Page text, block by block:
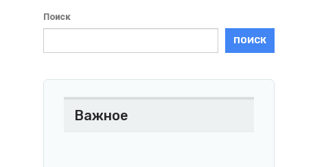
Поиск
ПОИСК
Важное